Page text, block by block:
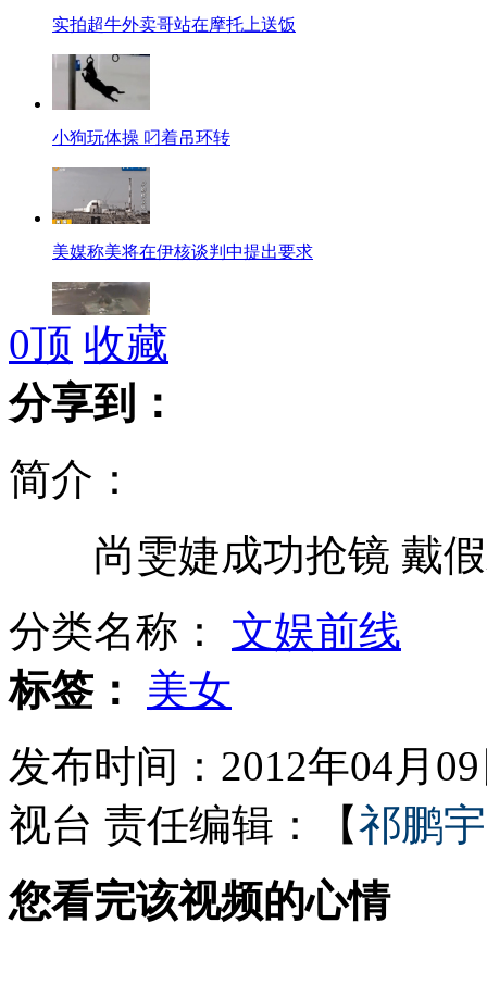
实拍超牛外卖哥站在摩托上送饭
小狗玩体操 叼着吊环转
美媒称美将在伊核谈判中提出要求
叙反对派武装拒停火承诺书面保证
民生用品涨价 食用油平均涨幅约8%
尚雯婕成功抢镜 戴假发化老年妆
广东媒体称苏伟北京街头遭挑衅
0顶 收藏
分享到：
简介：
尚雯婕成功抢镜 戴假
分类名称： 文娱前线
标签：
美女
发布时间：2012年04月
视台 责任编辑：【祁鹏宇
您看完该视频的心情